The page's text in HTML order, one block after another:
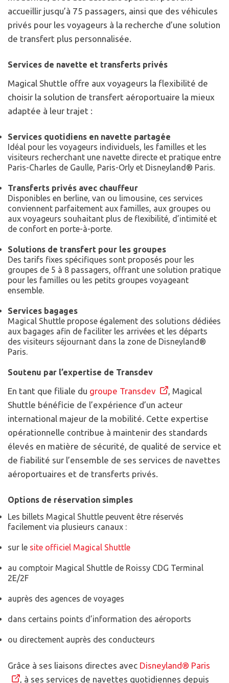
accueillir jusqu’à 75 passagers, ainsi que des véhicules
privés pour les voyageurs à la recherche d’une solution
de transfert plus personnalisée.
Services de navette et transferts privés
Magical Shuttle offre aux voyageurs la flexibilité de
choisir la solution de transfert aéroportuaire la mieux
adaptée à leur trajet :
Services quotidiens en navette partagée
Idéal pour les voyageurs individuels, les familles et les
visiteurs recherchant une navette directe et pratique entre
Paris-Charles de Gaulle, Paris-Orly et Disneyland® Paris.
Transferts privés avec chauffeur
Disponibles en berline, van ou limousine, ces services
conviennent parfaitement aux familles, aux groupes ou
aux voyageurs souhaitant plus de flexibilité, d’intimité et
de confort en porte-à-porte.
Solutions de transfert pour les groupes
Des tarifs fixes spécifiques sont proposés pour les
groupes de 5 à 8 passagers, offrant une solution pratique
pour les familles ou les petits groupes voyageant
ensemble.
Services bagages
Magical Shuttle propose également des solutions dédiées
aux bagages afin de faciliter les arrivées et les départs
des visiteurs séjournant dans la zone de Disneyland®
Paris.
Soutenu par l’expertise de Transdev
En tant que filiale du groupe Transdev
, Magical
Shuttle bénéficie de l’expérience d’un acteur
international majeur de la mobilité. Cette expertise
opérationnelle contribue à maintenir des standards
élevés en matière de sécurité, de qualité de service et
de fiabilité sur l’ensemble de ses services de navettes
aéroportuaires et de transferts privés.
Options de réservation simples
Les billets Magical Shuttle peuvent être réservés
facilement via plusieurs canaux :
sur le site officiel Magical Shuttle
au comptoir Magical Shuttle de Roissy CDG Terminal
2E/2F
auprès des agences de voyages
dans certains points d’information des aéroports
ou directement auprès des conducteurs
Grâce à ses liaisons directes avec Disneyland® Paris
, à ses services de navettes quotidiennes depuis